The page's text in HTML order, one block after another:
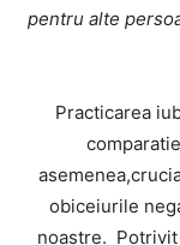
pentru alte
Practicarea
obiceiurile
noastre.